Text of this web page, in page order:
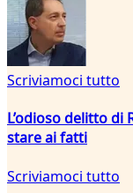
Scriviamoci tutto
L’odioso delitto di
stare ai fatti
Scriviamoci tutto